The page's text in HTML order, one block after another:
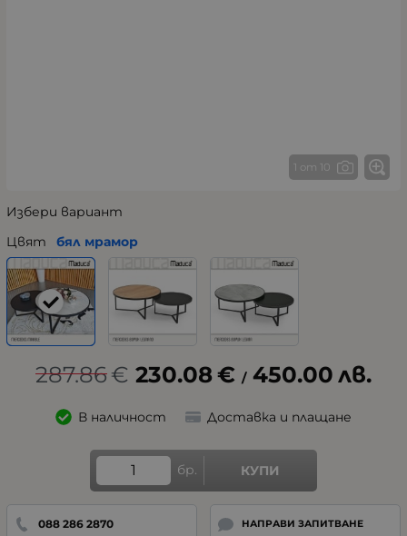
1 от 10
Избери вариант
Цвят
бял мрамор
287.86€ 230.08€ / 450.00 лв.
В наличност Доставка и плащане
бр. КУПИ
088 286 2870 НАПРАВИ ЗАПИТВАНЕ